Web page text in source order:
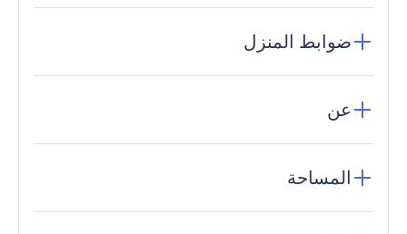
ضوابط المنزل
عن
المساحة